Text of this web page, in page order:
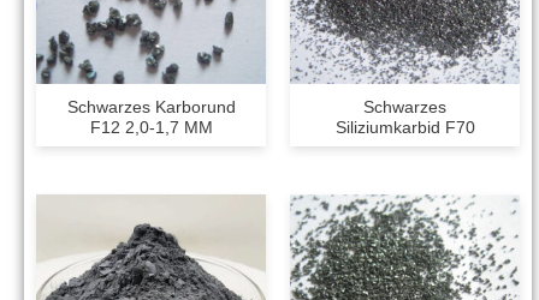
Schwarzes Karborund
F12 2,0-1,7 MM
Schwarzes
Siliziumkarbid F70